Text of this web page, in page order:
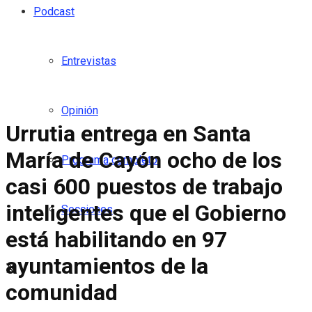
Podcast
Entrevistas
Opinión
Programa completo
Secciones
Urrutia entrega en Santa
María de Cayón ocho de los
casi 600 puestos de trabajo
inteligentes que el Gobierno
está habilitando en 97
ayuntamientos de la
comunidad